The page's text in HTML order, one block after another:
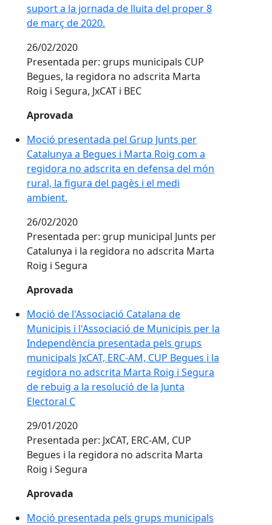
suport a la jornada de lluita del proper 8
de març de 2020.
26/02/2020
Presentada per: grups municipals CUP
Begues, la regidora no adscrita Marta
Roig i Segura, JxCAT i BEC
Aprovada
Moció presentada pel Grup Junts per
Catalunya a Begues i Marta Roig com a
regidora no adscrita en defensa del món
rural, la figura del pagès i el medi
ambient.
26/02/2020
Presentada per: grup municipal Junts per
Catalunya i la regidora no adscrita Marta
Roig i Segura
Aprovada
Moció de l'Associació Catalana de
Municipis i l'Associació de Municipis per la
Independència presentada pels grups
municipals JxCAT, ERC-AM, CUP Begues i la
regidora no adscrita Marta Roig i Segura
de rebuig a la resolució de la Junta
Electoral C
29/01/2020
Presentada per: JxCAT, ERC-AM, CUP
Begues i la regidora no adscrita Marta
Roig i Segura
Aprovada
Moció presentada pels grups municipals